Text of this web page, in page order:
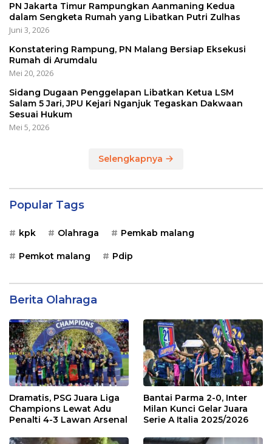
PN Jakarta Timur Rampungkan Aanmaning Kedua
dalam Sengketa Rumah yang Libatkan Putri Zulhas
Juni 3, 2026
Konstatering Rampung, PN Malang Bersiap Eksekusi
Rumah di Arumdalu
Mei 20, 2026
Sidang Dugaan Penggelapan Libatkan Ketua LSM
Salam 5 Jari, JPU Kejari Nganjuk Tegaskan Dakwaan
Sesuai Hukum
Mei 5, 2026
Selengkapnya
Popular Tags
kpk Olahraga Pemkab malang
Pemkot malang Pdip
Berita Olahraga
Dramatis, PSG Juara Liga
Champions Lewat Adu
Penalti 4-3 Lawan Arsenal
Bantai Parma 2-0, Inter
Milan Kunci Gelar Juara
Serie A Italia 2025/2026